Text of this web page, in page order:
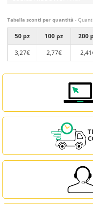
Tabella sconti per quantità -
50 pz 100 pz 200
3,27€
2,77€